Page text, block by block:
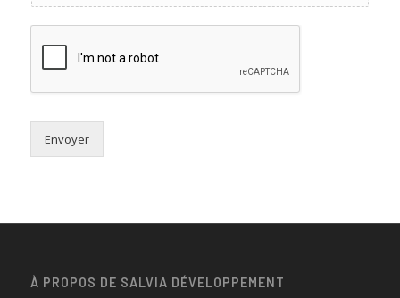
Envoyer
À PROPOS DE SALVIA DÉVELOPPEMENT